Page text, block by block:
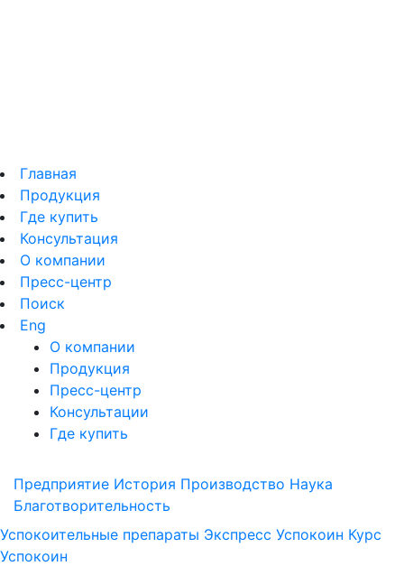
Главная
Продукция
Где купить
Консультация
О компании
Пресс-центр
Поиск
Eng
О компании
Продукция
Пресс-центр
Консультации
Где купить
Предприятие История Производство Наука
Благотворительность
Успокоительные препараты Экспресс Успокоин Курс
Успокоин